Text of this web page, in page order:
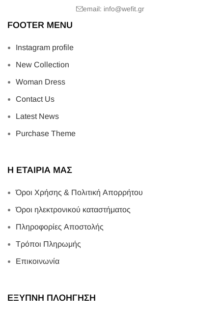
email: info@wefit.gr
FOOTER MENU
Instagram profile
New Collection
Woman Dress
Contact Us
Latest News
Purchase Theme
Η ΕΤΑΙΡΙΑ ΜΑΣ
Όροι Χρήσης & Πολιτική Απορρήτου
Όροι ηλεκτρονικού καταστήματος
Πληροφορίες Αποστολής
Τρόποι Πληρωμής
Επικοινωνία
ΕΞΥΠΝΗ ΠΛΟΗΓΗΣΗ